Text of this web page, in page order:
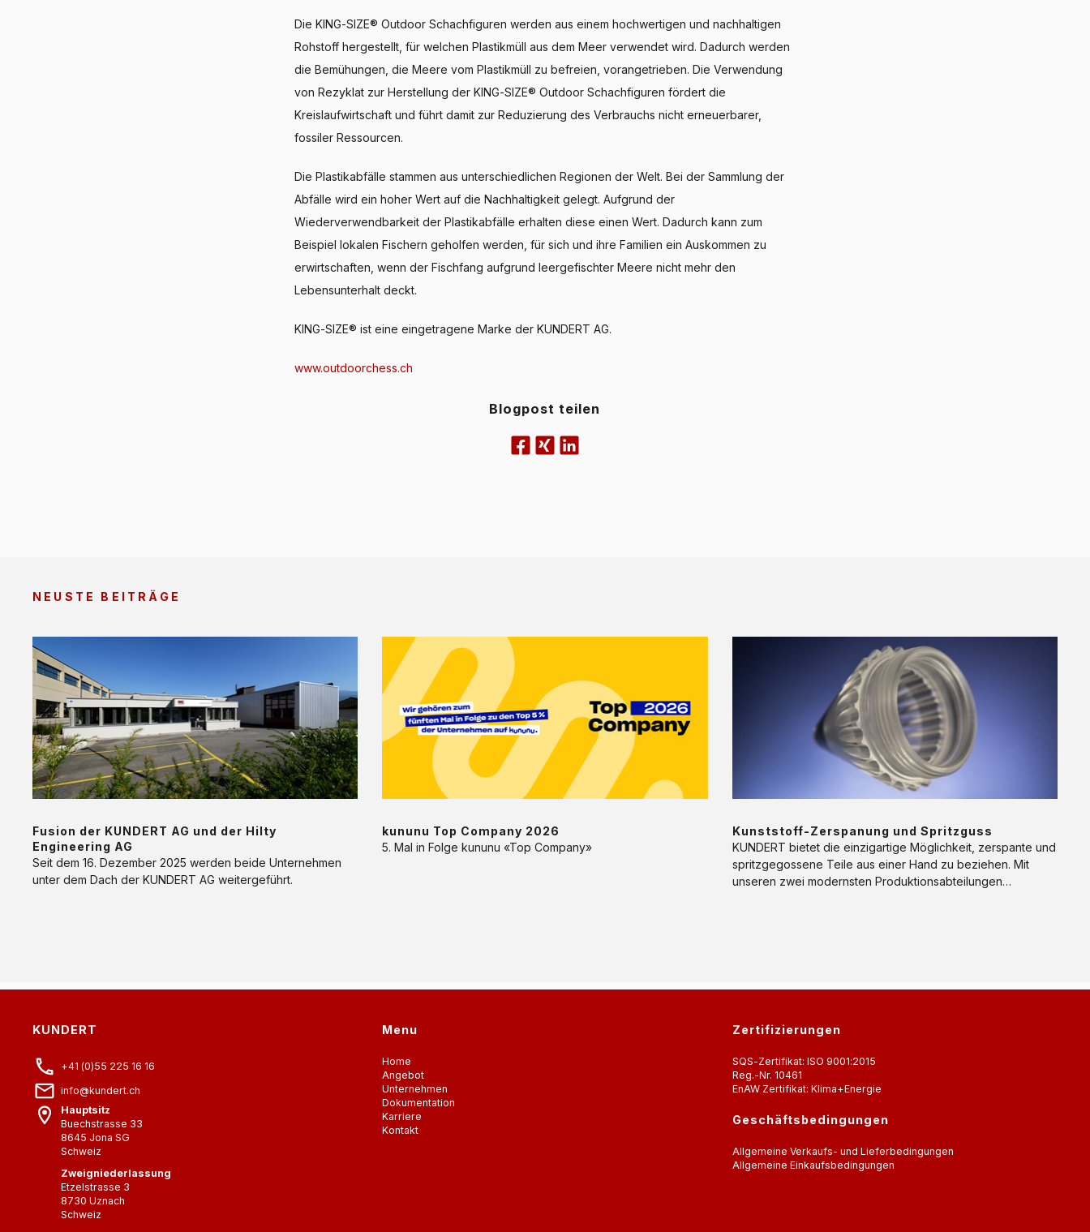
Die KING-SIZE® Outdoor Schachfiguren werden aus einem hochwertigen und nachhaltigen
Rohstoff hergestellt, für welchen Plastikmüll aus dem Meer verwendet wird. Dadurch werden
die Bemühungen, die Meere vom Plastikmüll zu befreien, vorangetrieben. Die Verwendung
von Rezyklat zur Herstellung der KING-SIZE® Outdoor Schachfiguren fördert die
Kreislaufwirtschaft und führt damit zur Reduzierung des Verbrauchs nicht erneuerbarer,
fossiler Ressourcen.
Die Plastikabfälle stammen aus unterschiedlichen Regionen der Welt. Bei der Sammlung der
Abfälle wird ein hoher Wert auf die Nachhaltigkeit gelegt. Aufgrund der
Wiederverwendbarkeit der Plastikabfälle erhalten diese einen Wert. Dadurch kann zum
Beispiel lokalen Fischern geholfen werden, für sich und ihre Familien ein Auskommen zu
erwirtschaften, wenn der Fischfang aufgrund leergefischter Meere nicht mehr den
Lebensunterhalt deckt.
KING-SIZE® ist eine eingetragene Marke der KUNDERT AG.
www.outdoorchess.ch
Blogpost teilen
NEUSTE BEITRÄGE
Fusion
der
KUNDERT
AG
und
der
Hilty
Engineering
AG
Fusion der KUNDERT AG und der Hilty
Engineering AG
Seit dem 16. Dezember 2025 werden beide Unternehmen
unter dem Dach der KUNDERT AG weitergeführt.
kununu
Top
Company
2026
kununu Top Company 2026
5. Mal in Folge kununu «Top Company»
Kunststoff-Zerspanung und Spritzguss
KUNDERT bietet die einzigartige Möglichkeit, zerspante und
spritzgegossene Teile aus einer Hand zu beziehen. Mit
unseren zwei modernsten Produktionsabteilungen
KUNDERT
+41 (0)55 225 16 16
info@kundert.ch
Hauptsitz
Buechstrasse 33
8645 Jona SG
Schweiz
Zweigniederlassung
Etzelstrasse 3
8730 Uznach
Schweiz
Menu
Home
Angebot
Unternehmen
Dokumentation
Karriere
Kontakt
Zertifizierungen
SQS-Zertifikat: ISO 9001:2015
Reg.-Nr. 10461
EnAW Zertifikat: Klima+Energie
Geschäftsbedingungen
Allgemeine Verkaufs- und Lieferbedingungen
Allgemeine Einkaufsbedingungen